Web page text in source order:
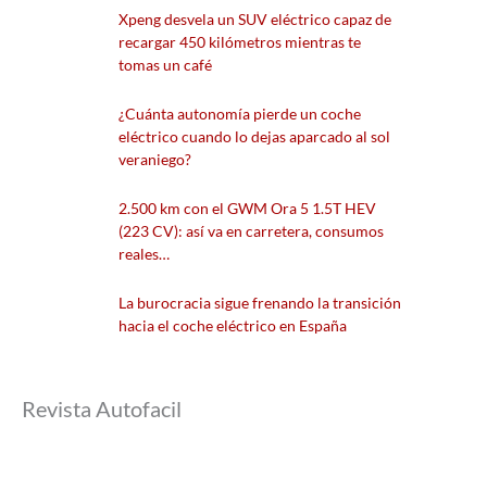
Xpeng desvela un SUV eléctrico capaz de
recargar 450 kilómetros mientras te
tomas un café
¿Cuánta autonomía pierde un coche
eléctrico cuando lo dejas aparcado al sol
veraniego?
2.500 km con el GWM Ora 5 1.5T HEV
(223 CV): así va en carretera, consumos
reales…
La burocracia sigue frenando la transición
hacia el coche eléctrico en España
Revista Autofacil